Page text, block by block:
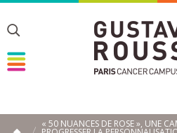
Toggle
Toggle
« 50 NUANCES DE ROSE », UNE